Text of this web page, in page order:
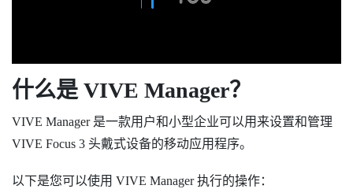
什么是 VIVE Manager？
VIVE Manager是一款用户和小型企业可以用来设置和管理
VIVE Focus 3 头戴式设备的移动应用程序。
以下是您可以使用 VIVE Manager执行的操作：